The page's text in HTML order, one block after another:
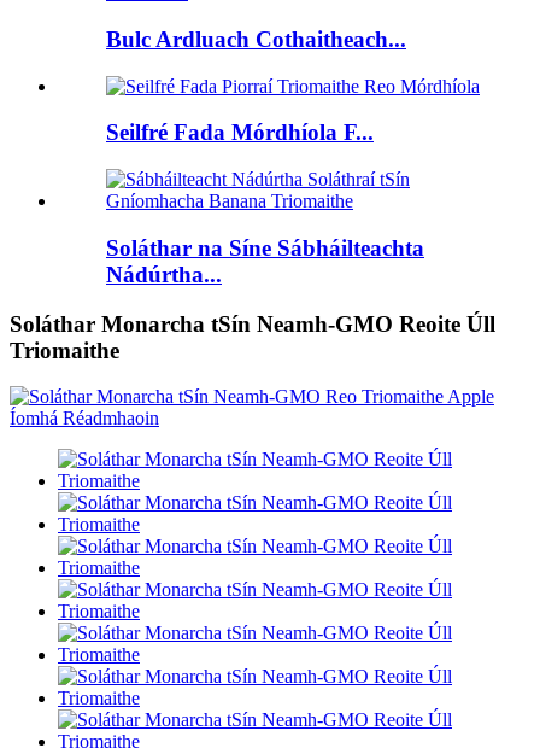
Bulc Ardluach Cothaitheach...
Seilfré Fada Mórdhíola F...
Soláthar na Síne Sábháilteachta
Nádúrtha...
Soláthar Monarcha tSín Neamh-GMO Reoite Úll
Triomaithe